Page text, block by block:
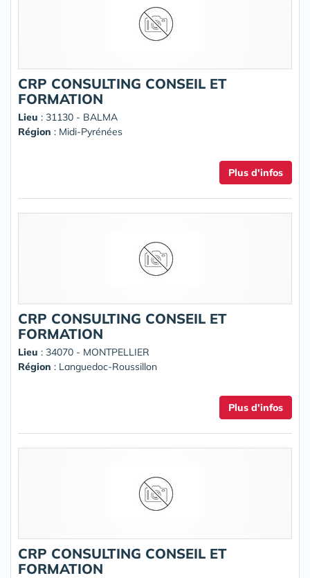
CRP CONSULTING CONSEIL ET
FORMATION
Lieu : 31130 - BALMA
Région : Midi-Pyrénées
Plus d'infos
CRP CONSULTING CONSEIL ET
FORMATION
Lieu : 34070 - MONTPELLIER
Région : Languedoc-Roussillon
Plus d'infos
CRP CONSULTING CONSEIL ET
FORMATION